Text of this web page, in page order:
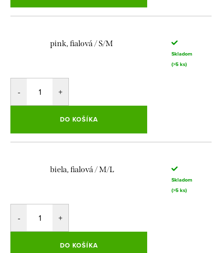
pink, fialová / S/M
Skladom
(>5 ks)
DO KOŠÍKA
biela, fialová / M/L
Skladom
(>5 ks)
DO KOŠÍKA